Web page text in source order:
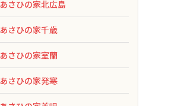
あさひの家北広島
あさひの家千歳
あさひの家室蘭
あさひの家発寒